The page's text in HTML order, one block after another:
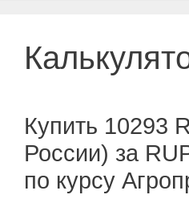
Купить 10293
России) за
по курсу